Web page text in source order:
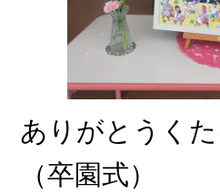
ありがとうく
（卒園式）